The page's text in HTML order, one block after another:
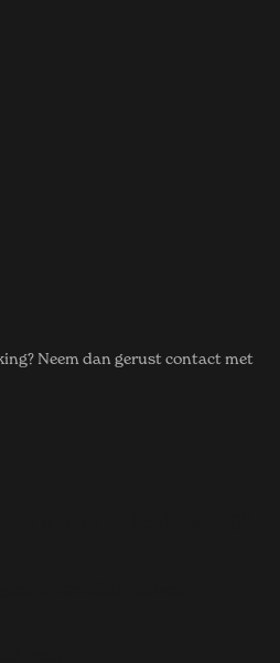
Neem dan gerust contact met